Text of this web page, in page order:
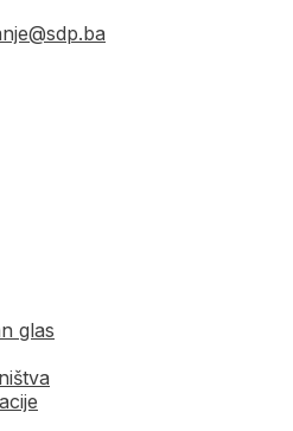
glas